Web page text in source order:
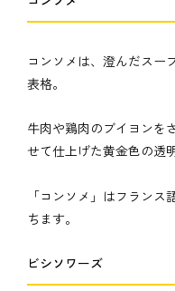
コンソメは、澄んだスー
表格。
牛肉や鶏肉のブイヨンを
せて仕上げた黄金色の透
「コンソメ」はフラン
ちます。
ビシソワーズ